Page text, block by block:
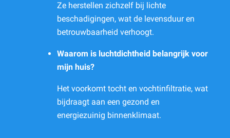
Ze herstellen zichzelf bij lichte
beschadigingen, wat de levensduur en
betrouwbaarheid verhoogt.
Waarom is luchtdichtheid belangrijk voor
mijn huis?
Het voorkomt tocht en vochtinfiltratie, wat
bijdraagt aan een gezond en
energiezuinig binnenklimaat.